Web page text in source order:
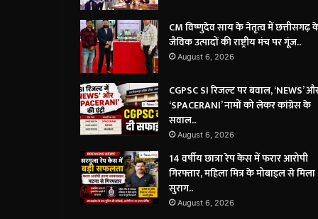
CM विष्णुदेव साय के नेतृत्व में छत्तीसगढ़
जैविक उत्पादों की राष्ट्रीय मंच पर गूंज..
August 6, 2026
CGPSC SI रिजल्ट पर बवाल, ‘NEWS’
‘SPACERANI’ नामों को लेकर कांग्रेस के
सवाल..
August 6, 2026
14 वर्षीय छात्रा रेप केस में फरार आरोपी
गिरफ्तार, महिला मित्र के मोबाइल से मिला
सुराग..
August 6, 2026